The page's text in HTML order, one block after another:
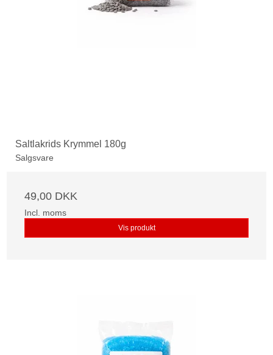
Saltlakrids Krymmel 180g
Salgsvare
49,00 DKK
Incl. moms
Vis produkt